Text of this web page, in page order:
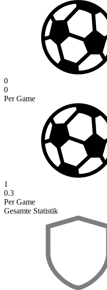
0
0
Per Game
1
0.3
Per Game
Gesamte Statistik